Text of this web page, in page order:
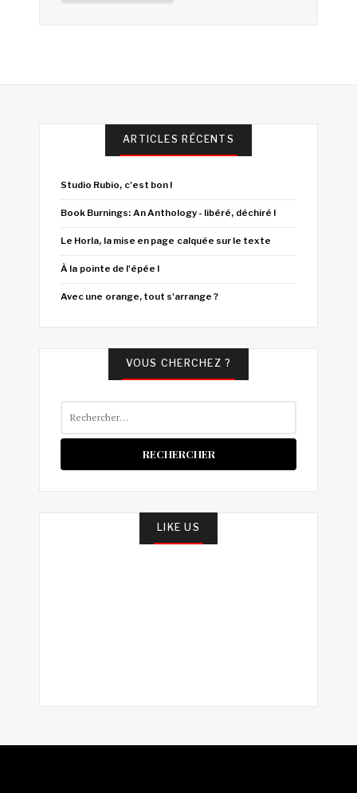
ARTICLES RÉCENTS
Studio Rubio, c'est bon !
Book Burnings: An Anthology - libéré, déchiré !
Le Horla, la mise en page calquée sur le texte
À la pointe de l'épée !
Avec une orange, tout s'arrange ?
VOUS CHERCHEZ ?
LIKE US